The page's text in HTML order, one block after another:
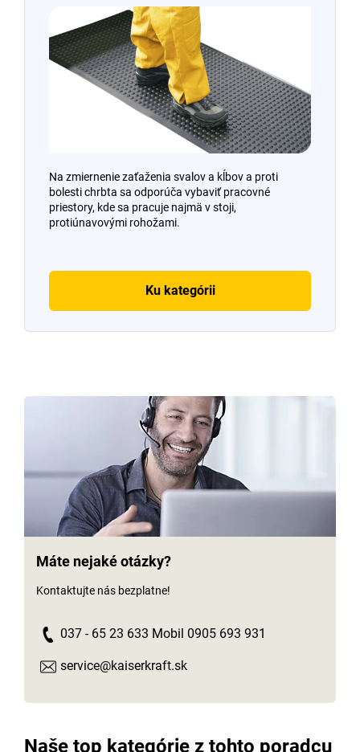
Na zmiernenie zaťaženia svalov a kĺbov a proti
bolesti chrbta sa odporúča vybaviť pracovné
priestory, kde sa pracuje najmä v stoji,
protiúnavovými rohožami.
Ku kategórii
Máte nejaké otázky?
Kontaktujte nás bezplatne!
037 - 65 23 633 Mobil 0905 693 931
service@kaiserkraft.sk
Naše top kategórie z tohto poradcu